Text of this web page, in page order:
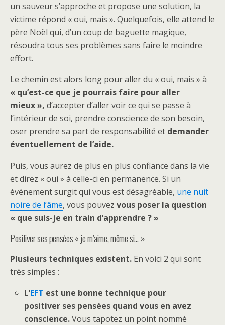
un sauveur s’approche et propose une solution, la
victime répond « oui, mais ». Quelquefois, elle attend le
père Noël qui, d’un coup de baguette magique,
résoudra tous ses problèmes sans faire le moindre
effort.
Le chemin est alors long pour aller du « oui, mais » à
« qu’est-ce que je pourrais faire pour aller
mieux », d’accepter d’aller voir ce qui se passe à
l’intérieur de soi, prendre conscience de son besoin,
oser prendre sa part de responsabilité et demander
éventuellement de l’aide.
Puis, vous aurez de plus en plus confiance dans la vie
et direz « oui » à celle-ci en permanence. Si un
événement surgit qui vous est désagréable, une nuit
noire de l’âme, vous pouvez vous poser la question
« que suis-je en train d’apprendre ? »
Positiver ses pensées « je m’aime, même si… »
Plusieurs techniques existent. En voici 2 qui sont
très simples :
L’EFT est une bonne technique pour
positiver ses pensées quand vous en avez
conscience.Vous tapotez un point nommé